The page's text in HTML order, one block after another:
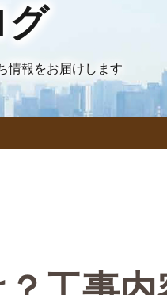
グ
情報をお届けします